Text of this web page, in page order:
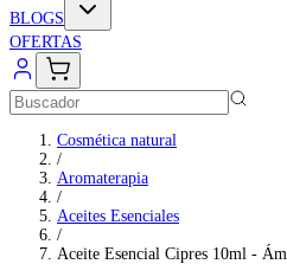
BLOGS
OFERTAS
Cosmética natural
/
Aromaterapia
/
Aceites Esenciales
/
Aceite Esencial Cipres 10ml -